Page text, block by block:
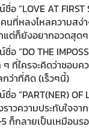
ชื่อ “LOVE AT
นที่หลงไหลความสง่
แต่ก็ยังอยากอวดสุด
ชื่อ “DO THE
ที่ใครจะคิดว่าชอบค
กว่าที่คิด (เร็วๆนี้)
ชื่อ “PART(NER)
ราวความประทับใจจ
ก็กลายเป็นเหมือนร